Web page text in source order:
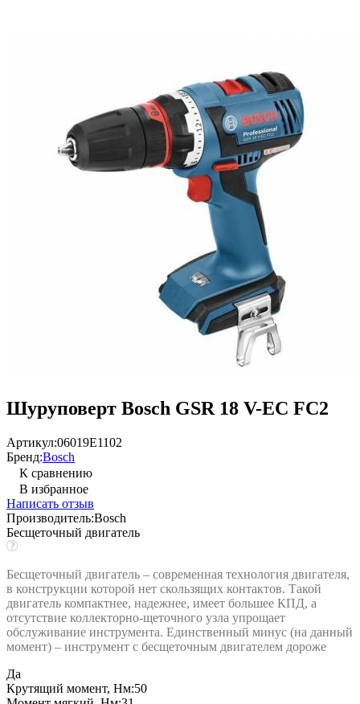
Шуруповерт Bosch GSR 18 V-EC FC2
Артикул:06019E1102
Бренд:Bosch
К сравнению
В избранное
Написать отзыв
Производитель:Bosch
Бесщеточный двигатель
Бесщеточный двигатель – современная технология двигателя,
в конструкции которой нет скользящих контактов. Такой
двигатель компактнее, надежнее, имеет большее КПД, а
отсутствие коллекторно-щеточного узла упрощает
обслуживание инструмента. Единственный минус (на данный
момент) – инструмент с бесщеточным двигателем дороже
Да
Крутящий момент, Нм:50